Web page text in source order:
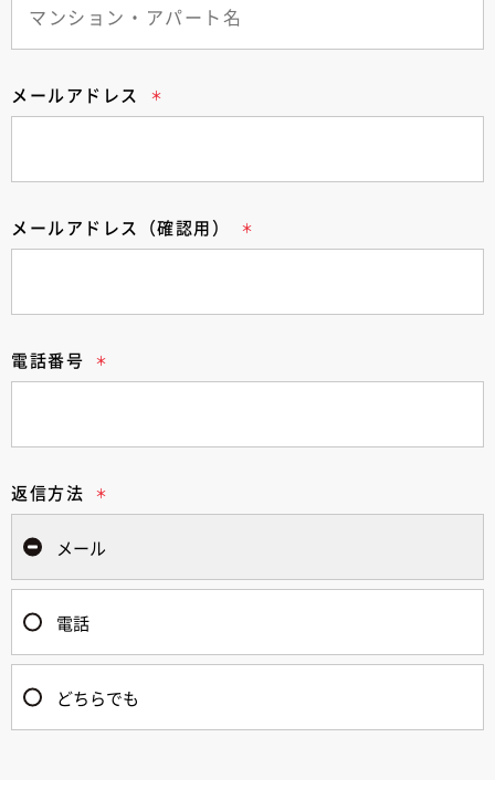
メールアドレス
メールアドレス（確認用）
電話番号
返信方法
メール
電話
どちらでも